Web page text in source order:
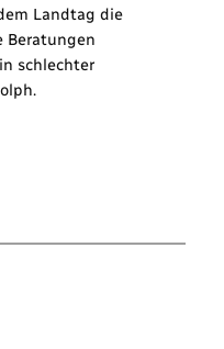
Landtag die
Beratungen
schlechter